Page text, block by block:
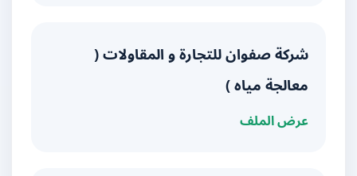
شركة صفوان للتجارة و المقاولات (
معالجة مياه )
عرض الملف